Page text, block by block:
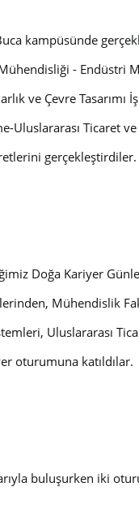
kampüsünde
-
ve Çevre
Ticaret
gerçekleştirdiler.
Doğa Kariyer
Mühendislik
Uluslararası
oturumuna katıldılar.
buluşurken iki